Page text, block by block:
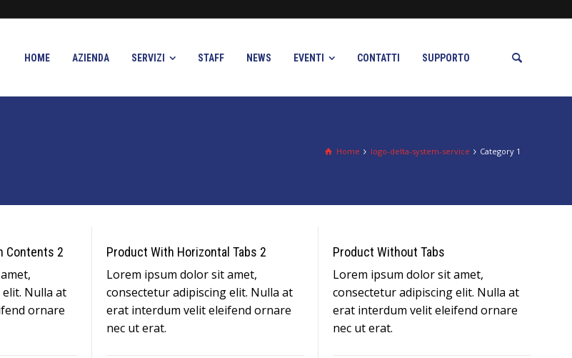
HOME AZIENDA SERVIZI STAFF NEWS EVENTI CONTATTI SUPPORTO
Home logo-delta-system-service Category 1
Contents 2
Nulla at
ornare
Product With Horizontal Tabs 2
Lorem ipsum dolor sit amet,
consectetur adipiscing elit. Nulla at
erat interdum velit eleifend ornare
nec ut erat.
Product Without Tabs
Lorem ipsum dolor sit amet,
consectetur adipiscing elit. Nulla at
erat interdum velit eleifend ornare
nec ut erat.